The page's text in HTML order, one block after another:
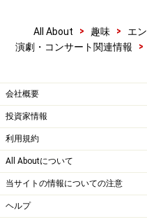
All About > 趣味 > エ
演劇・コンサート関連情報
>
会社概要
投資家情報
利用規約
All Aboutについて
当サイトの情報についての注意
ヘルプ